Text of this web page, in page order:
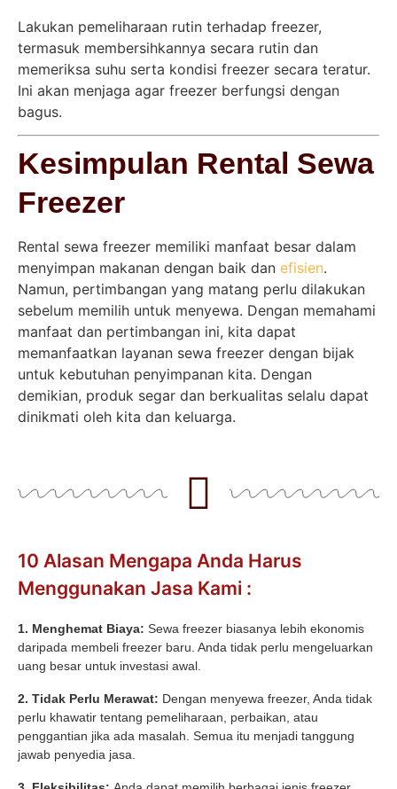
Lakukan pemeliharaan rutin terhadap freezer,
termasuk membersihkannya secara rutin dan
memeriksa suhu serta kondisi freezer secara teratur.
Ini akan menjaga agar freezer berfungsi dengan
bagus.
Kesimpulan Rental Sewa
Freezer
Rental sewa freezer memiliki manfaat besar dalam
menyimpan makanan dengan baik dan efisien.
Namun, pertimbangan yang matang perlu dilakukan
sebelum memilih untuk menyewa. Dengan memahami
manfaat dan pertimbangan ini, kita dapat
memanfaatkan layanan sewa freezer dengan bijak
untuk kebutuhan penyimpanan kita. Dengan
demikian, produk segar dan berkualitas selalu dapat
dinikmati oleh kita dan keluarga.
10 Alasan Mengapa Anda Harus
Menggunakan Jasa Kami :
1. Menghemat Biaya: Sewa freezer biasanya lebih ekonomis
daripada membeli freezer baru. Anda tidak perlu mengeluarkan
uang besar untuk investasi awal.
2. Tidak Perlu Merawat: Dengan menyewa freezer, Anda tidak
perlu khawatir tentang pemeliharaan, perbaikan, atau
penggantian jika ada masalah. Semua itu menjadi tanggung
jawab penyedia jasa.